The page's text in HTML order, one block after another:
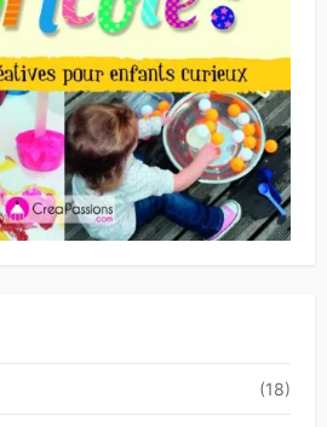
(18)